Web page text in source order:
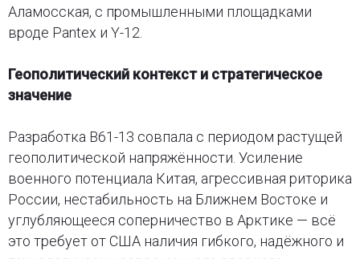
Аламосская, с промышленными площадками
вроде Pantex и Y-12.
Геополитический контекст и стратегическое
значение
Разработка B61-13 совпала с периодом растущей
геополитической напряжённости. Усиление
военного потенциала Китая, агрессивная риторика
России, нестабильность на Ближнем Востоке и
углубляющееся соперничество в Арктике — всё
это требует от США наличия гибкого, надёжного и